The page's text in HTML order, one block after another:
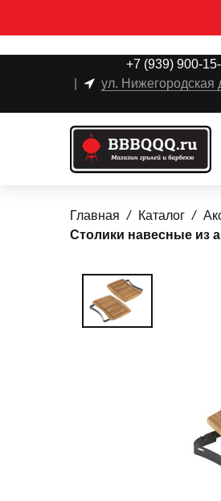
+7 (939) 900-
ул. Нижегородская
Главная Каталог
Столики навесные из